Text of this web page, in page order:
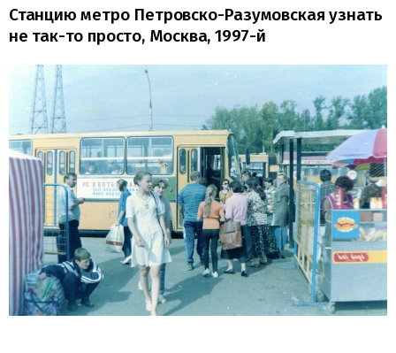
Станцию метро Петровско-Разумовская узнать
не так-то просто, Москва, 1997-й